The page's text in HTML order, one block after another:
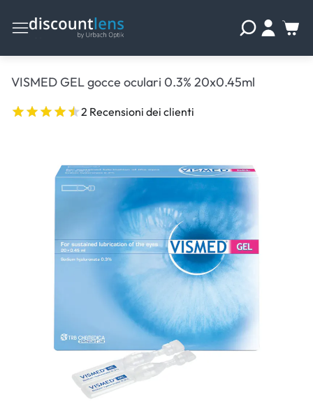
VISMED GEL gocce oculari 0.3% 20x0.45ml
2 Recensioni dei clienti